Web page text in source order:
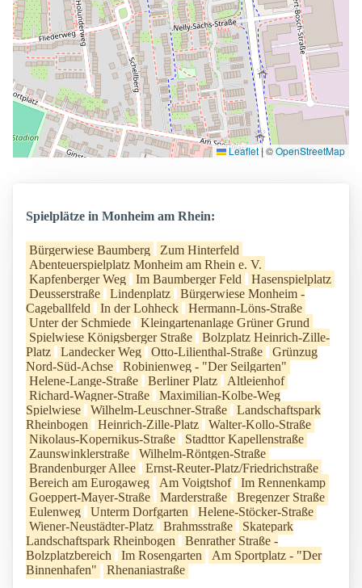
Leaflet|©OpenStreetMap
Spielplätze in Monheim am Rhein:
Bürgerwiese Baumberg
Zum Hinterfeld
Abenteuerspielplatz Monheim am Rhein e. V.
Kapfenberger Weg
Im Baumberger Feld
Hasenspielplatz
Deusserstraße
Lindenplatz
Bürgerwiese Monheim -
Cageballfeld
In der Lohheck
Hermann-Löns-Straße
Unter der Schmiede
Kleingartenanlage Grüner Grund
Spielwiese Königsberger Straße
Bolzplatz Heinrich-Zille-
Platz
Landecker Weg Otto-Lilienthal-Straße
Grünzug
Nord-Süd-Achse
Robinienweg - "Der Seilgarten"
Helene-Lange-Straße
Berliner Platz
Altleienhof
Richard-Wagner-Straße
Maximilian-Kolbe-Weg
Spielwiese
Wilhelm-Leuschner-Straße
Landschaftspark
Rheinbogen
Heinrich-Zille-Platz
Walter-Kollo-Straße
Nikolaus-Kopernikus-Straße
Stadttor Kapellenstraße
Zaunswinklerstraße
Wilhelm-Röntgen-Straße
Brandenburger Allee
Ernst-Reuter-Platz/Friedrichstraße
Bereich am Eurogaweg
Am Voigtshof
Im Rennenkamp
Goeppert-Mayer-Straße
Marderstraße
Bregenzer Straße
Eulenweg
Unterm Dorfgarten
Helene-Stöcker-Straße
Wiener-Neustädter-Platz
Brahmsstraße
Skatepark
Landschaftspark Rheinbogen
Benrather Straße -
Bolzplatzbereich
Im Rosengarten
Am Sportplatz - "Der
Binnenhafen"
Rhenaniastraße